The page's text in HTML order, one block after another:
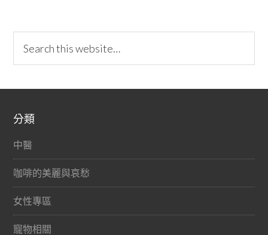
分類
中醫
咖啡的美麗與哀愁
女性專區
寵物相關